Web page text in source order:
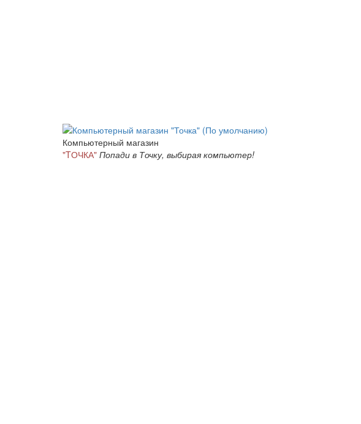
Компьютерный магазин
"TОЧКА" Попади в Точку, выбирая компьютер!